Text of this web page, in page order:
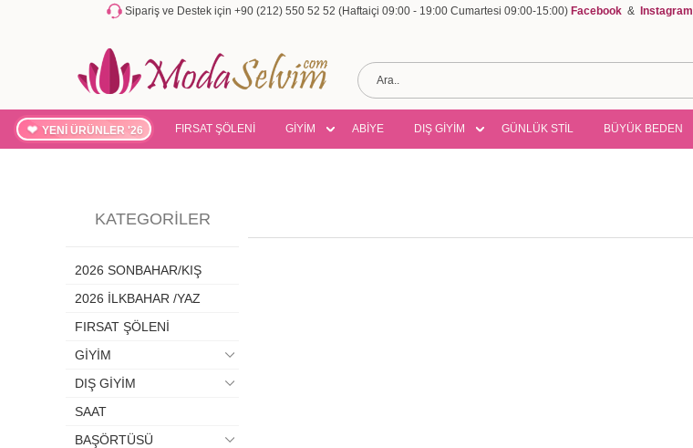
Sipariş ve Destek için +90 (212) 550 52 52 (Haftaiçi 09:00 - 19:00 Cumartesi 09:00-15:00) Facebook & Instagram
YENİ ÜRÜNLER '26 FIRSAT ŞÖLENİ GİYİM ABİYE DIŞ GİYİM GÜNLÜK STİL BÜYÜK BEDEN
KATEGORILER
2026 SONBAHAR/KIŞ
2026 İLKBAHAR /YAZ
FIRSAT ŞÖLENİ
GİYİM
DIŞ GİYİM
SAAT
BAŞÖRTÜSÜ